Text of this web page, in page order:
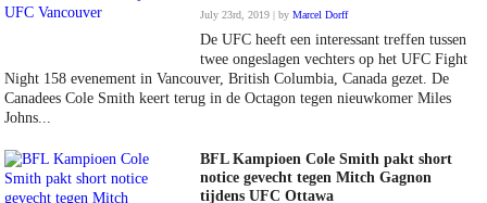
July 23rd, 2019 | byMarcel Dorff
De UFC heeft een interessant treffen tussen
twee ongeslagen vechters op het UFC Fight
Night 158 evenement in Vancouver, British Columbia, Canada gezet. De
Canadees Cole Smith keert terug in de Octagon tegen nieuwkomer Miles
Johns...
BFL Kampioen Cole Smith pakt short
notice gevecht tegen Mitch Gagnon
tijdens UFC Ottawa